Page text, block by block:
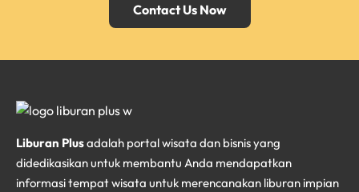
Contact Us Now
Liburan Plusadalah portal wisata dan bisnis yang
didedikasikan untuk membantu Anda mendapatkan
informasi tempat wisata untuk merencanakan liburan impian